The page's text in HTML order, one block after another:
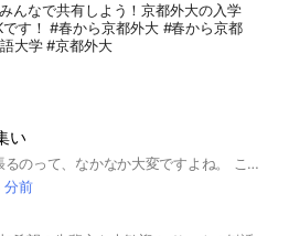
んなで共有しよう！京都外大の入学
#春から京都
大学 #京都外大
い
IELTSを一人で頑張るのって、なかなか大変ですよね。 このオープンチャットは、みんなでモチベーションを保ちながら、楽しく英語力を伸ばしていく場所です。 ホストの私はOA7.5ですが、まだまだ勉強中です。 「一緒に頑張る場」にできたらと思っています。 質問や相談も大歓迎です！ 英語に関係ない雑談もOKなので、気軽に参加してください！ ゆるく、でも少しずつ前に進める場所にしていきましょう。
分前